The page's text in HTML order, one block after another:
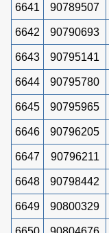
6641 90789507
6642 90790693
6643 90795141
6644 90795780
6645 90795965
6646 90796205
6647 90796211
6648 90798442
6649 90800329